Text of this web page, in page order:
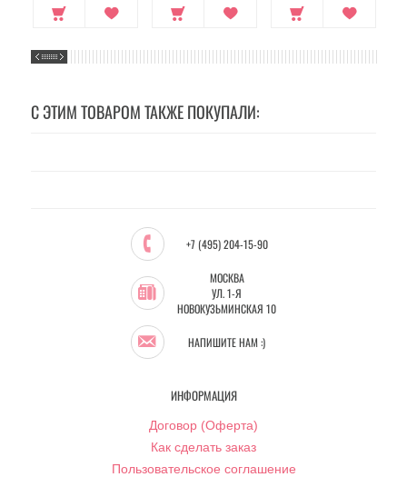
С ЭТИМ ТОВАРОМ ТАКЖЕ ПОКУПАЛИ:
+7 (495) 204-15-90
МОСКВА
УЛ. 1-Я
НОВОКУЗЬМИНСКАЯ 10
НАПИШИТЕ НАМ :)
ИНФОРМАЦИЯ
Договор (Оферта)
Как сделать заказ
Пользовательское соглашение